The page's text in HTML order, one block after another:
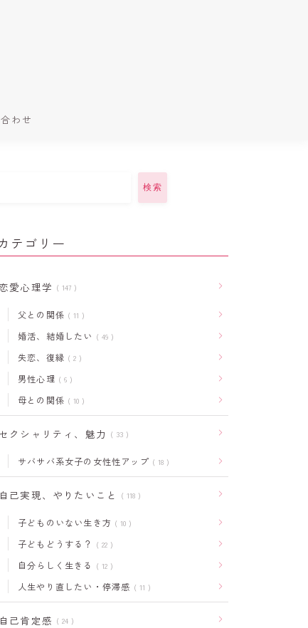
わせ
検索
テゴリー
恋愛心理学 147
父との関係 11
婚活、結婚したい 49
失恋、復縁 2
男性心理 6
母との関係 10
セクシャリティ、魅力 33
サバサバ系女子の女性性アップ 18
自己実現、やりたいこと 118
子どものいない生き方 10
子どもどうする？ 22
自分らしく生きる 12
人生やり直したい・停滞感 11
自己肯定感 24